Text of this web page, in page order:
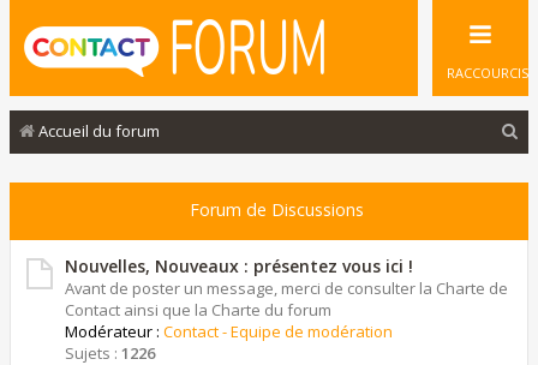
RACCOURCIS
Accueil du forum
Forum de Discussions
Nouvelles, Nouveaux : présentez vous ici !
Avant de poster un message, merci de consulter la Charte de
Contact ainsi que la Charte du forum
Modérateur : Contact - Equipe de modération
Sujets : 1226